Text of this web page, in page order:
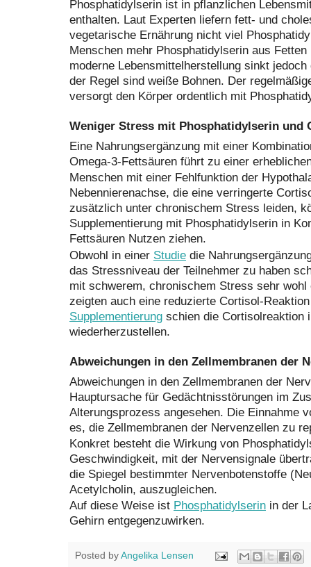
Phosphatidylserin ist in pflanzlichen
enthalten. Laut Experten liefern fett- und
vegetarische Ernährung nicht viel
Menschen mehr Phosphatidylserin aus
moderne Lebensmittelherstellung sinkt
der Regel sind weiße Bohnen. Der
versorgt den Körper ordentlich mit
Weniger Stress mit Phosphatidylserin und
Eine Nahrungsergänzung mit einer
Omega-3-Fettsäuren führt zu einer
Menschen mit einer Fehlfunktion der
Nebennierenachse, die eine verringerte
zusätzlich unter chronischem Stress leiden,
Supplementierung mit Phosphatidylserin in
Fettsäuren Nutzen ziehen.
Obwohl in einer Studie die
das Stressniveau der Teilnehmer zu haben
mit schwerem, chronischem Stress sehr
zeigten auch eine reduzierte Cortisol-
Supplementierung schien die Cortisolreaktion
wiederherzustellen.
Abweichungen in den Zellmembranen der
Abweichungen in den Zellmembranen der
Hauptursache für Gedächtnisstörungen im
Alterungsprozess angesehen. Die Einnahme
es, die Zellmembranen der Nervenzellen zu
Konkret besteht die Wirkung von
Geschwindigkeit, mit der Nervensignale
die Spiegel bestimmter Nervenbotenstoffe
Acetylcholin, auszugleichen.
Auf diese Weise ist Phosphatidylserin in der
Gehirn entgegenzuwirken.
Posted byAngelika Lensen